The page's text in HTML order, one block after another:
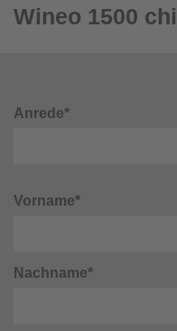
Wineo 1500
Anrede*
Vorname*
Nachname*